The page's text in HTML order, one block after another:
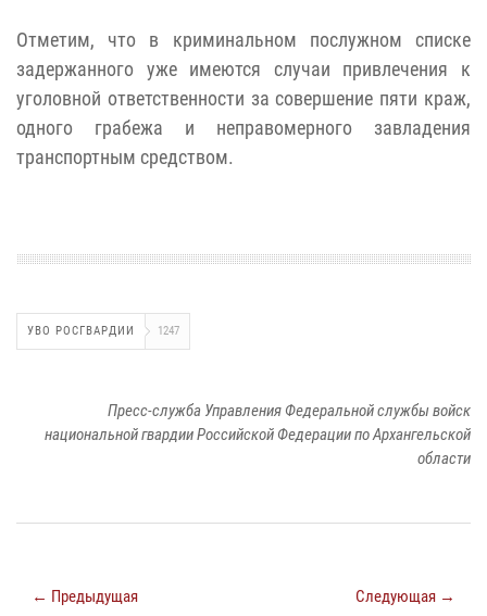
Отметим, что в криминальном послужном списке
задержанного уже имеются случаи привлечения к
уголовной ответственности за совершение пяти краж,
одного грабежа и неправомерного завладения
транспортным средством.
УВО РОСГВАРДИИ 1247
Пресс-служба Управления Федеральной службы войск
национальной гвардии Российской Федерации по Архангельской
области
← Предыдущая Следующая →